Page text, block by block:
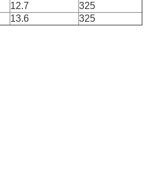
12.7
325
13.6 325